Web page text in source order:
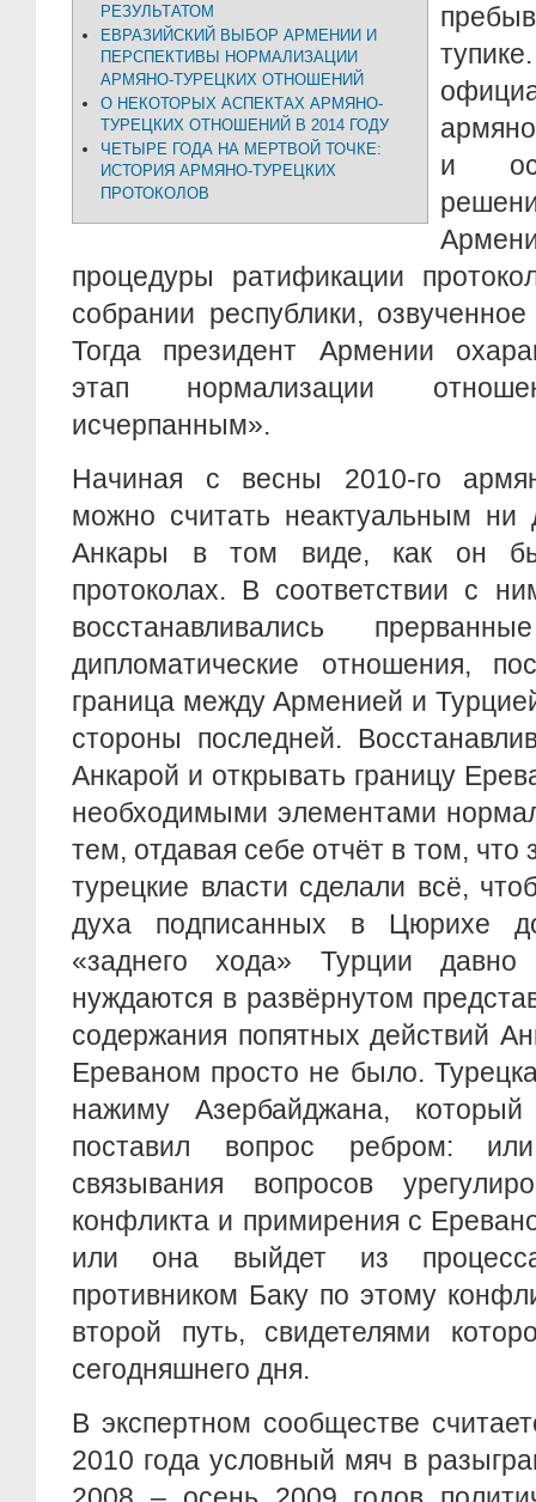
РЕЗУЛЬТАТОМ
ЕВРАЗИЙСКИЙ ВЫБОР АРМЕНИИ И
ПЕРСПЕКТИВЫ НОРМАЛИЗАЦИИ
АРМЯНО-ТУРЕЦКИХ ОТНОШЕНИЙ
О НЕКОТОРЫХ АСПЕКТАХ АРМЯНО-
ТУРЕЦКИХ ОТНОШЕНИЙ В 2014 ГОДУ
ЧЕТЫРЕ ГОДА НА МЕРТВОЙ ТОЧКЕ:
ИСТОРИЯ АРМЯНО-ТУРЕЦКИХ
ПРОТОКОЛОВ
и
процедуры ратификации
собрании республики,
Тогда президент Армении
этап нормализации
исчерпанным».
Начиная с весны 2010-го
можно считать неактуальным
Анкары в том виде, как он
протоколах. В соответствии с
восстанавливались
дипломатические отношения,
граница между Арменией и
стороны последней.
Анкарой и открывать границу
необходимыми элементами
тем, отдавая себе отчёт в том, что
турецкие власти сделали всё,
духа подписанных в Цюрихе
«заднего хода» Турции
нуждаются в развёрнутом
содержания попятных действий
Ереваном просто не было.
нажиму Азербайджана,
поставил вопрос ребром:
связывания вопросов
конфликта и примирения с
или она выйдет из
противником Баку по этому
второй путь, свидетелями
сегодняшнего дня.
В экспертном сообществе
2010 года условный мяч в